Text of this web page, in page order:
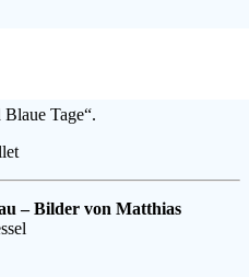
Tage“.
– Bilder von Matthias